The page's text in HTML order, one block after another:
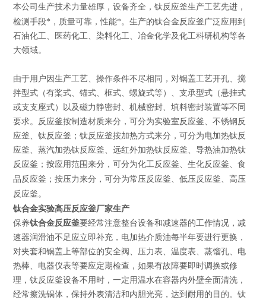
本公司生产技术力量雄厚，设备齐全，钛反应釜生产工艺先进，
检测手段*，质量可靠，性能*。生产的钛合金反应釜广泛应用到
石油化工、医药化工、染料化工、冶金化学及化工科研机构等各
大领域。
由于用户因生产工艺、操作条件不尽相同，对锅盖工艺开孔、搅
拌型式（有桨式、锚式、框式、螺旋式等）、支承型式（悬挂式
或支支座式）以及磁力静密封、机械密封、填料密封装置等不同
要求。反应釜按制造材质来分，可分为实验室反应釜、不锈钢反
应釜、钛反应釜；钛反应釜按加热方式来分，可分为电加热钛反
应釜、蒸汽加热钛反应釜、远红外加热钛反应釜、导热油加热钛
反应釜；按应用范围来分，可分为化工反应釜、生化反应釜、食
品反应釜；按压力来分，可分为常压反应釜、低压反应釜、 高压
反应釜。
钛合金实验高压反应釜厂家生产
保养钛合金反应釜要经常注意整台设备和减速器的工作情况，减
速器润滑油不足应立即补充，电加热介质油每半年要进行更换，
对夹套和锅盖上等部位的安全阀、压力表、温度表、蒸馏孔、电
热棒、电器仪表等要应定期检查，如果有故障要即时调换或修
理，钛反应釜设备不用时，一定用温水在容器内外壁全面清洗，
经常擦洗锅体，保持外表清洁和内胆光亮，达到耐用的目的。钛